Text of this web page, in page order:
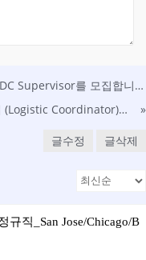
Newberry, SC의 기업에서 Night shift FDC Supervisor를 모집합니다. (초보 가능)
Dalton, GA 소재 기업에서 물류 코디네이터 (Logistic Coordinator)를 모집합니다
»
글수정 글삭제
규직_San Jose/Chicago/B